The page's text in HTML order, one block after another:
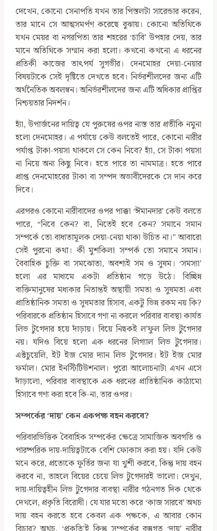
দেখেন, কোনো সেনাপতি যখন তার পিস্তলটা সারেন্ডার করেন,
তার মানে সে আত্মসমর্পণ করেছে বুঝায়। কোনো অতিথিকে
যখন মেয়র বা নগরপিতা তার শহরের ‘চাবি’ উপহার দেয়, তার
মানে অতিথিকে সম্মান করা হলো। কখনো কখনো এ ধরনের
প্রতিকী কাজের তাৎপর্য সুগভীর। দেনমোহর দেয়া-নেয়ার
বিষয়টাকে সেই দৃষ্টিতে দেখতে হবে। নির্ভরশীলদের জন্য এটি
অর্থনৈতিক অবলম্বন। অনির্ভরশীলদের জন্য এটি অধিকার প্রাপ্তির
নিশ্চয়তার নিদর্শন।
হ্যাঁ, উপার্জনের দায়িত্ব যে পুরুষের ওপর ন্যস্ত তার প্রতীকি নমুনা
হলো দেনমোহর। এ পর্যায়ে কেউ বলতেই পারে, কোনো নারীর
পর্যাপ্ত টাকা-পয়সা থাকলে সে কেন নিবে? হ্যাঁ, সে টাকা পয়সা
না নিয়ে অন্য কিছু নিবে। হতে পারে তা নামমাত্র। হতে পারে
প্রাপ্ত দেনমোহরের টাকা বা সম্পদ অভাবীদেরকে সে দান করে
দিবে।
এরপরও কোনো নারীবাদের ওপর পাক্কা ‘ঈমানদার’ কেউ বলতে
পারে, “নিবে কেন? বা, নিতেই হবে কেন? সমানে সমান
সম্পর্কে তো বাধ্যতামূলক দেয়া-নেয়া থাকা উচিত না।” আবারো
সেই পুরনো কথা। কী মুশকিল! সম্পর্ক তো সমানে সমান।
বৈবাহিক চুক্তি বা সমঝোতা, অবশ্যই সম ও সুষম। ‘সমস্যা’
হলো এর মাধ্যমে একটা প্রতিষ্ঠান গড়ে উঠে। বিচ্ছিন্ন
ব্যক্তিমানুষের মধ্যকার নিতান্তই অস্থায়ী সমতা ও সুষমতা এবং
প্রাতিষ্ঠানিক সমতা ও সুষমতার হিসাব, একটু ভিন্ন রকম নয় কি?
পরিবারকে প্রতিষ্ঠান হিসাবে গণ্য না করলে পরিবার ব্যবস্থা কার্যত
লিভ টুগেদার হয়ে দাঁড়ায়। বিয়ে নিছকই ল’ফুল লিভ টুগেদার
নয়। যদিও বিয়ে হলো এক ধরনের লিগ্যাল লিভ টুগেদার।
এক্টচুয়েলি, ইট ইজ মোর দ্যান লিভ টুগেদার। ইট ইজ মোর
ফর্মাল। মোর ইনস্টিটিউশনাল। পুরো আলোচনাটা এখন এসে
দাঁড়ালো, পরিবার ব্যবস্থাকে এক ধরনের প্রাতিষ্ঠানিক কাঠামো
হিসাবে গণ্য করা হবে কি-না, তার ওপর।
সম্পর্কের‘দায়’ কেন একপক্ষ বহন করবে?
পরিবারভিত্তিক বৈবাহিক সম্পর্কের ক্ষেত্রে সামাজিক অবগতি ও
পারষ্পরিক দায়-দায়িত্বটাকে বেশি ফোকাস করা হয়। যদি কেউ
মনে করে, প্রত্যেকে ফূর্তির জন্য যা খুশী করবে, কিন্তু দায় বহন
করবে না, তাহলে বিয়ের চেয়ে লিভ টুগেদারই ভালো। দেখুন,
দায়-দায়িত্বহীন লিভ টুগেদার ব্যবস্থা নারীর গঠনগত দিক থেকে
দেখলে, প্রকৃতি বিরোধী। যে যার মতো করে ‘কাজ সারবে’ অথচ
দায় বহন করতে হবে কেবল এক পক্ষকে, এ আবার কোন